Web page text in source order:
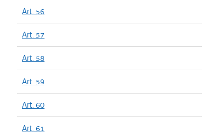
Art. 56
Art. 57
Art. 58
Art. 59
Art. 60
Art. 61